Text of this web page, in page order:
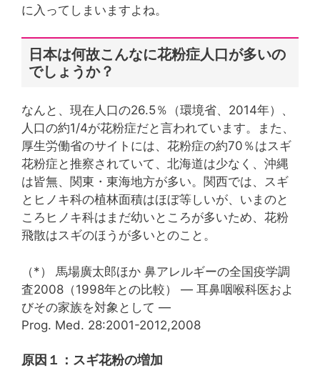
に入ってしまいますよね。
日本は何故こんなに花粉症人口が多いの
でしょうか？
なんと、現在人口の26.5％（環境省、2014年）、
人口の約1/4が花粉症だと言われています。また、
厚生労働省のサイトには、花粉症の約70％はスギ
花粉症と推察されていて、北海道は少なく、沖縄
は皆無、関東・東海地方が多い。関西では、スギ
とヒノキ科の植林面積はほぼ等しいが、いまのと
ころヒノキ科はまだ幼いところが多いため、花粉
飛散はスギのほうが多いとのこと。
（*） 馬場廣太郎ほか 鼻アレルギーの全国疫学調
査2008（1998年との比較） ― 耳鼻咽喉科医およ
びその家族を対象として ―
Prog. Med. 28:2001-2012,2008
原因１：スギ花粉の増加